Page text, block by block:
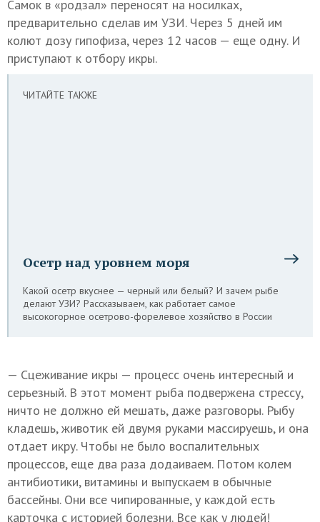
Самок в «родзал» переносят на носилках,
предварительно сделав им УЗИ. Через 5 дней им
колют дозу гипофиза, через 12 часов — еще одну. И
приступают к отбору икры.
ЧИТАЙТЕ ТАКЖЕ
Осетр над уровнем моря
Какой осетр вкуснее — черный или белый? И зачем рыбе
делают УЗИ? Рассказываем, как работает самое
высокогорное осетрово-форелевое хозяйство в России
— Сцеживание икры — процесс очень интересный и
серьезный. В этот момент рыба подвержена стрессу,
ничто не должно ей мешать, даже разговоры. Рыбу
кладешь, животик ей двумя руками массируешь, и она
отдает икру. Чтобы не было воспалительных
процессов, еще два раза додаиваем. Потом колем
антибиотики, витамины и выпускаем в обычные
бассейны. Они все чипированные, у каждой есть
карточка с историей болезни. Все как у людей!